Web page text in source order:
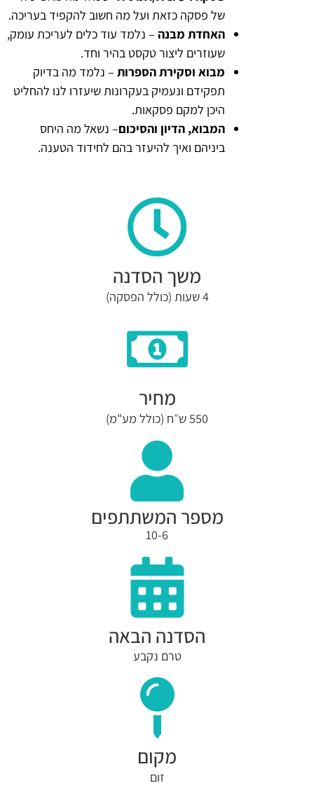
של פסקה כזאת ועל מה חשוב להקפיד בעריכה.
האחדת מבנה – נלמד עוד כלים לעריכת עומק,
שעוזרים ליצור טקסט בהיר וחד.
מבוא וסקירת הספרות – נלמד מה בדיוק
תפקידם ונעמיק בעקרונות שיעזרו לנו להחליט
היכן למקם פסקאות.
המבוא, הדיון והסיכום– נשאל מה היחס
ביניהם ואיך להיעזר בהם לחידוד הטענה.
משך הסדנה
4 שעות (כולל הפסקה)
מחיר
550 ש״ח (כולל מע"מ)
מספר המשתתפים
10-6
הסדנה הבאה
טרם נקבע
מקום
זום